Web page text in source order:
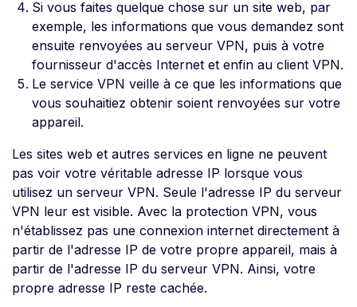
Si vous faites quelque chose sur un site web, par
exemple, les informations que vous demandez sont
ensuite renvoyées au serveur VPN, puis à votre
fournisseur d'accès Internet et enfin au client VPN.
Le service VPN veille à ce que les informations que
vous souhaitiez obtenir soient renvoyées sur votre
appareil.
Les sites web et autres services en ligne ne peuvent
pas voir votre véritable adresse IP lorsque vous
utilisez un serveur VPN. Seule l'adresse IP du serveur
VPN leur est visible. Avec la protection VPN, vous
n'établissez pas une connexion internet directement à
partir de l'adresse IP de votre propre appareil, mais à
partir de l'adresse IP du serveur VPN. Ainsi, votre
propre adresse IP reste cachée.